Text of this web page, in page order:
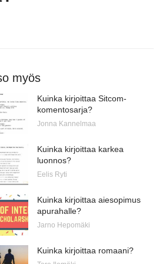
myös
Kuinka kirjoittaa Sitcom-
komentosarja?
Jonna Kannelmaa
Kuinka kirjoittaa karkea
luonnos?
Eelis Ryti
Kuinka kirjoittaa aiesopimus
apurahalle?
Jarno Hepomäki
Kuinka kirjoittaa romaani?